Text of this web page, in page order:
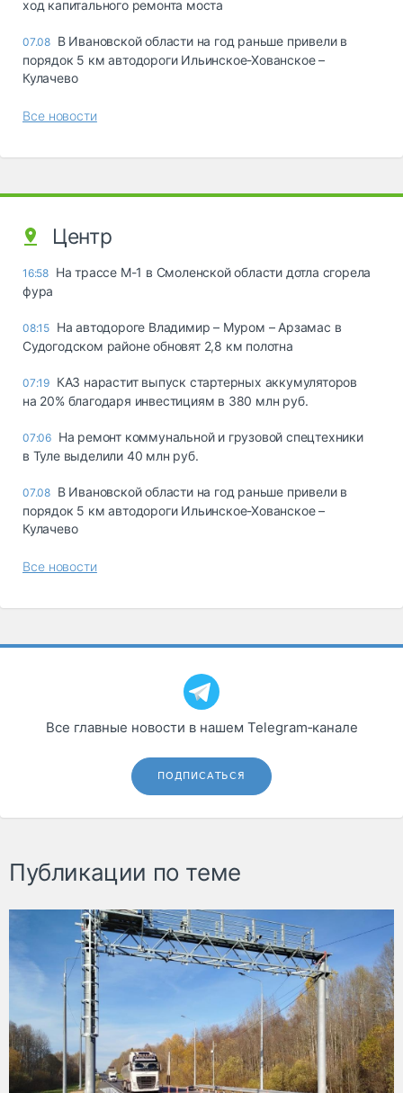
ход капитального ремонта моста
07.08 В Ивановской области на год раньше привели в
порядок 5 км автодороги Ильинское-Хованское –
Кулачево
Все новости
Центр
16:58 На трассе М-1 в Смоленской области дотла сгорела
фура
08:15 На автодороге Владимир – Муром – Арзамас в
Судогодском районе обновят 2,8 км полотна
07:19 КАЗ нарастит выпуск стартерных аккумуляторов
на 20% благодаря инвестициям в 380 млн руб.
07:06 На ремонт коммунальной и грузовой спецтехники
в Туле выделили 40 млн руб.
07.08 В Ивановской области на год раньше привели в
порядок 5 км автодороги Ильинское-Хованское –
Кулачево
Все новости
Все главные новости в нашем Telegram‑канале
ПОДПИСАТЬСЯ
Публикации по теме